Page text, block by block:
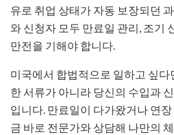
유로 취업 상태가 자동 보장되던
와 신청자 모두 만료일 관리, 조기
만전을 기해야 합니다.
미국에서 합법적으로 일하고 싶다
한 서류가 아니라 당신의 수입과
입니다. 만료일이 다가왔거나 연
금 바로 전문가와 상담해 나만의